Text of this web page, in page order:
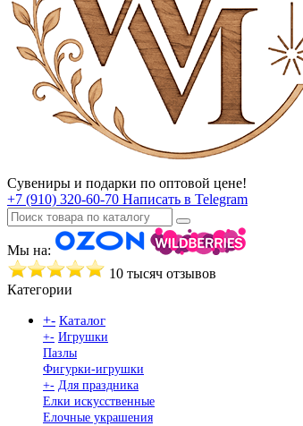
Сувениры и подарки по оптовой цене!
+7 (910) 320-60-70 Написать в Telegram
Мы на:
10 тысяч отзывов
Категории
+- Каталог
+- Игрушки
Пазлы
Фигурки-игрушки
+- Для праздника
Елки искусственные
Елочные украшения